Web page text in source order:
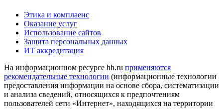
Этика и комплаенс
Оказание услуг
Использование сайтов
Защита персональных данных
ИТ аккредитация
На информационном ресурсе hh.ru применяются
рекомендательные технологии (информационные технологии
предоставления информации на основе сбора, систематизации
и анализа сведений, относящихся к предпочтениям
пользователей сети «Интернет», находящихся на территории